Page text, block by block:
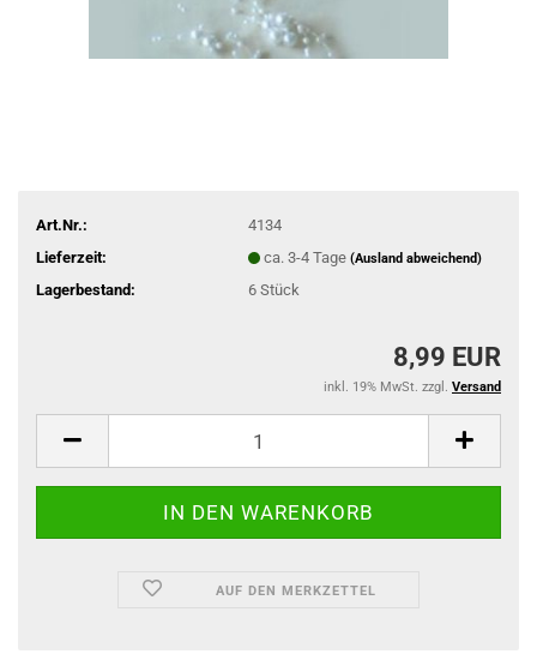
Art.Nr.:
4134
Lieferzeit:
ca. 3-4 Tage (Ausland abweichend)
Lagerbestand: 6 Stück
8,99 EUR
inkl. 19% MwSt. zzgl. Versand
AUF DEN MERKZETTEL